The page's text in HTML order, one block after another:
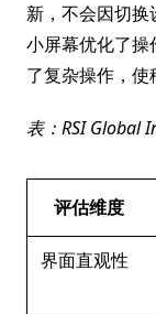
新，不会因切
小屏幕优化了
了复杂操作，使
表：RSI Global
评估维度
界面直观性